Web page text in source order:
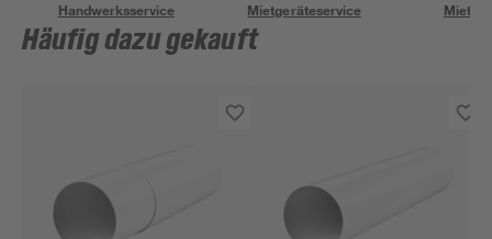
Handwerksservice Mietgeräteservice
Häufig dazu gekauft